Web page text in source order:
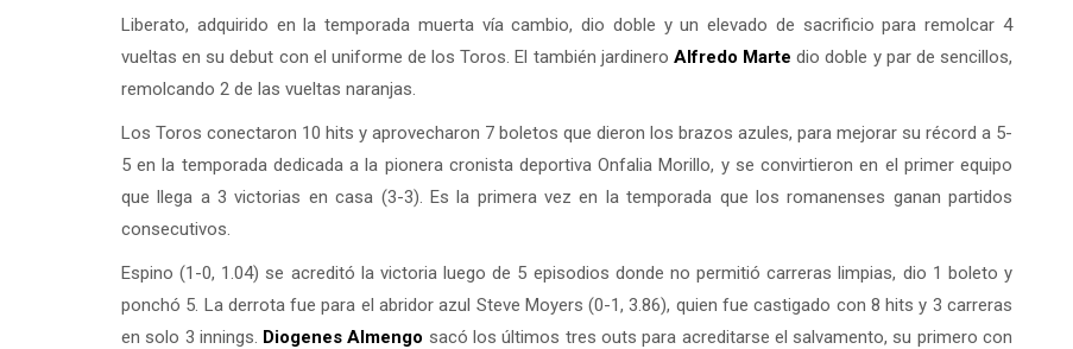
Liberato, adquirido en la temporada muerta vía cambio, dio doble y un elevado de sacrificio para remolcar 4
vueltas en su debut con el uniforme de los Toros. El también jardinero Alfredo Marte dio doble y par de sencillos,
remolcando 2 de las vueltas naranjas.
Los Toros conectaron 10 hits y aprovecharon 7 boletos que dieron los brazos azules, para mejorar su récord a 5-
5 en la temporada dedicada a la pionera cronista deportiva Onfalia Morillo, y se convirtieron en el primer equipo
que llega a 3 victorias en casa (3-3). Es la primera vez en la temporada que los romanenses ganan partidos
consecutivos.
Espino (1-0, 1.04) se acreditó la victoria luego de 5 episodios donde no permitió carreras limpias, dio 1 boleto y
ponchó 5. La derrota fue para el abridor azul Steve Moyers (0-1, 3.86), quien fue castigado con 8 hits y 3 carreras
en solo 3 innings. Diogenes Almengo sacó los últimos tres outs para acreditarse el salvamento, su primero con